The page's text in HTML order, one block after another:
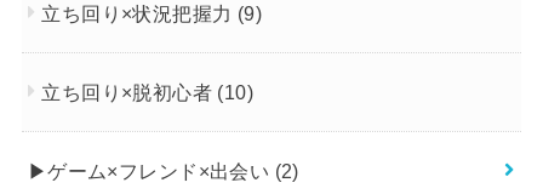
立ち回り×状況把握力 (9)
立ち回り×脱初心者 (10)
▶︎ゲーム×フレンド×出会い (2)